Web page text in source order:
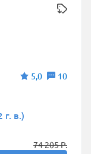
5,0
10
г. в.)
74 205 Р.